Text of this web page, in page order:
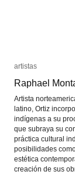
artistas
Raphael
Artista
latino, Ortiz
indígenas a su
que subraya su
práctica cultural
posibilidades
estética
creación de sus
artistas
Raphael